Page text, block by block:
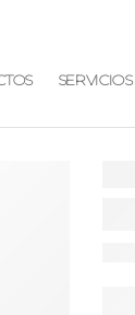
SERVICIOS